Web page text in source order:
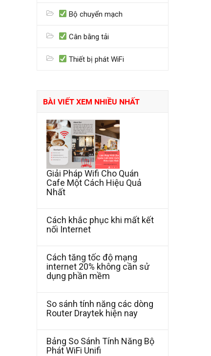
Bộ chuyển mạch
Cân bằng tải
Thiết bị phát WiFi
BÀI VIẾT XEM NHIỀU NHẤT
Giải Pháp Wifi Cho Quán
Cafe Một Cách Hiệu Quả
Nhất
Cách khắc phục khi mất kết
nối Internet
Cách tăng tốc độ mạng
internet 20% không cần sử
dụng phần mềm
So sánh tính năng các dòng
Router Draytek hiện nay
Bảng So Sánh Tính Năng Bộ
Phát WiFi Unifi